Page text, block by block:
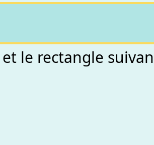
le rectangle